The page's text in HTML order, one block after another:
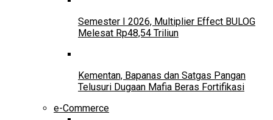
Semester I 2026, Multiplier Effect BULOG
Melesat Rp48,54 Triliun
Kementan, Bapanas dan Satgas Pangan
Telusuri Dugaan Mafia Beras Fortifikasi
e-Commerce